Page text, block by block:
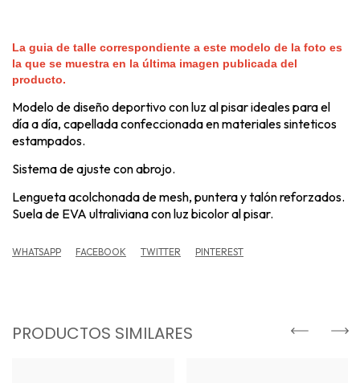
La guia de talle correspondiente a este modelo de la foto es
la que se muestra en la última imagen publicada del
producto.
Modelo de diseño deportivo con luz al pisar ideales para el
día a día, capellada confeccionada en materiales sinteticos
estampados.
Sistema de ajuste con abrojo.
Lengueta acolchonada de mesh, puntera y talón reforzados.
Suela de EVA ultraliviana con luz bicolor al pisar.
WHATSAPP FACEBOOK TWITTER PINTEREST
PRODUCTOS SIMILARES